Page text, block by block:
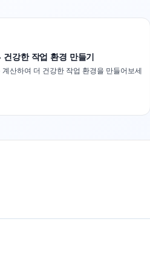
강한 작업 환경 만들기
산하여 더 건강한 작업 환경을 만들어보세